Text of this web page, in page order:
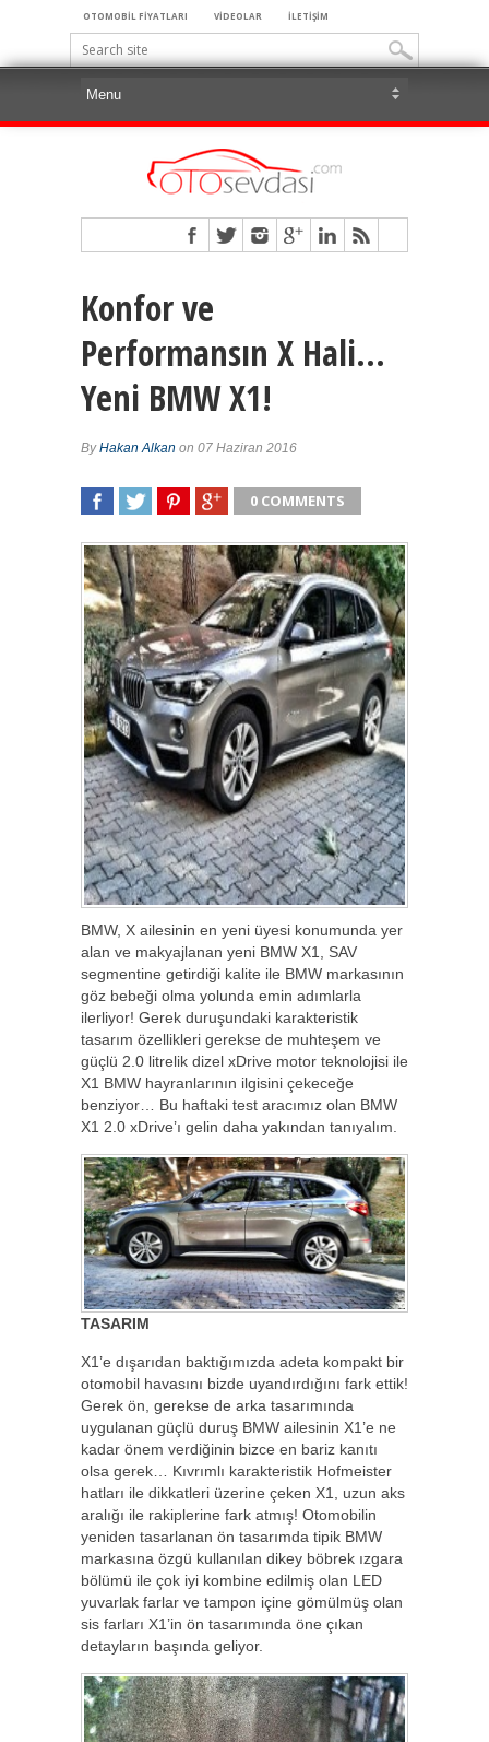
OTOMOBİL FİYATLARI VİDEOLAR İLETİŞİM
Konfor ve
Performansın X Hali…
Yeni BMW X1!
ByHakan Alkan on 07 Haziran 2016
0 COMMENTS
BMW, X ailesinin en yeni üyesi konumunda yer
alan ve makyajlanan yeni BMW X1, SAV
segmentine getirdiği kalite ile BMW markasının
göz bebeği olma yolunda emin adımlarla
ilerliyor! Gerek duruşundaki karakteristik
tasarım özellikleri gerekse de muhteşem ve
güçlü 2.0 litrelik dizel xDrive motor teknolojisi ile
X1 BMW hayranlarının ilgisini çekeceğe
benziyor… Bu haftaki test aracımız olan BMW
X1 2.0 xDrive’ı gelin daha yakından tanıyalım.
TASARIM
X1’e dışarıdan baktığımızda adeta kompakt bir
otomobil havasını bizde uyandırdığını fark ettik!
Gerek ön, gerekse de arka tasarımında
uygulanan güçlü duruş BMW ailesinin X1’e ne
kadar önem verdiğinin bizce en bariz kanıtı
olsa gerek… Kıvrımlı karakteristik Hofmeister
hatları ile dikkatleri üzerine çeken X1, uzun aks
aralığı ile rakiplerine fark atmış! Otomobilin
yeniden tasarlanan ön tasarımda tipik BMW
markasına özgü kullanılan dikey böbrek ızgara
bölümü ile çok iyi kombine edilmiş olan LED
yuvarlak farlar ve tampon içine gömülmüş olan
sis farları X1’in ön tasarımında öne çıkan
detayların başında geliyor.